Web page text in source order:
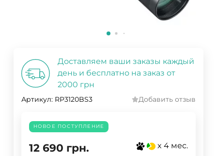
Доставляем ваши заказы каждый
день и бесплатно на заказ от
2000 грн
Артикул: RP3120BS3 Добавить отзыв
НОВОЕ ПОСТУПЛЕНИЕ
12 690 грн. x 4 мес.